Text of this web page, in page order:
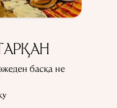
басқа не